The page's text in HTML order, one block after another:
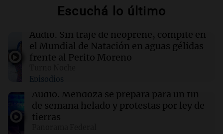
Clima
viernes 7 de agosto
23:50 Deportes
campeón panamericano de canotaje eslalon
en Canadá
23:48 Sociedad
Escuchá lo último
Audio. Sin traje de neoprene, compite en
el Mundial de Natación en aguas gélidas
frente al Perito Moreno
Episodios
Audio. Mendoza se prepara para un fin
de semana helado y protestas por ley de
tierras